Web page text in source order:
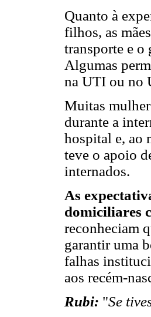
Quanto à
filhos, as
transporte e o
Algumas
na UTI ou no
Muitas
durante a
hospital e, ao
teve o apoio
internados.
As
domiciliares
reconheciam
garantir uma
falhas
aos recém-
Rubi: "Se